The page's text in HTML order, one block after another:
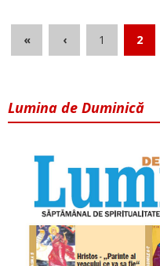
« ‹ 1 2
Lumina de Duminică